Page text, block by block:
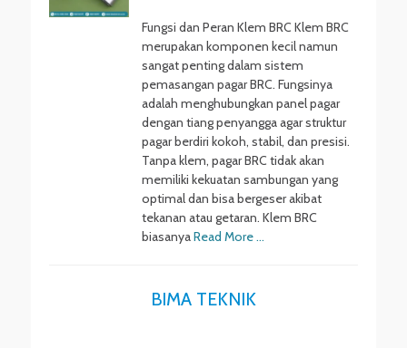
Fungsi dan Peran Klem BRC Klem BRC
merupakan komponen kecil namun
sangat penting dalam sistem
pemasangan pagar BRC. Fungsinya
adalah menghubungkan panel pagar
dengan tiang penyangga agar struktur
pagar berdiri kokoh, stabil, dan presisi.
Tanpa klem, pagar BRC tidak akan
memiliki kekuatan sambungan yang
optimal dan bisa bergeser akibat
tekanan atau getaran. Klem BRC
biasanyaRead More …
BIMA TEKNIK